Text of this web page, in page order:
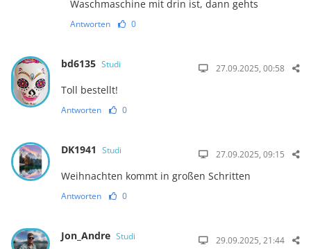
Waschmaschine mit drin ist, dann gehts
Antworten 0
bd6135 Studi 27.09.2025, 00:58
Toll bestellt!
Antworten 0
DK1941 Studi 27.09.2025, 09:15
Weihnachten kommt in großen Schritten
Antworten 0
Jon_Andre Studi 29.09.2025, 21:44